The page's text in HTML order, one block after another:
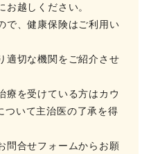
越しください。
で、健康保険はご利用い
適切な機関をご紹介させ
を受けている方はカウ
ついて主治医の了承を得
問合せフォームからお願